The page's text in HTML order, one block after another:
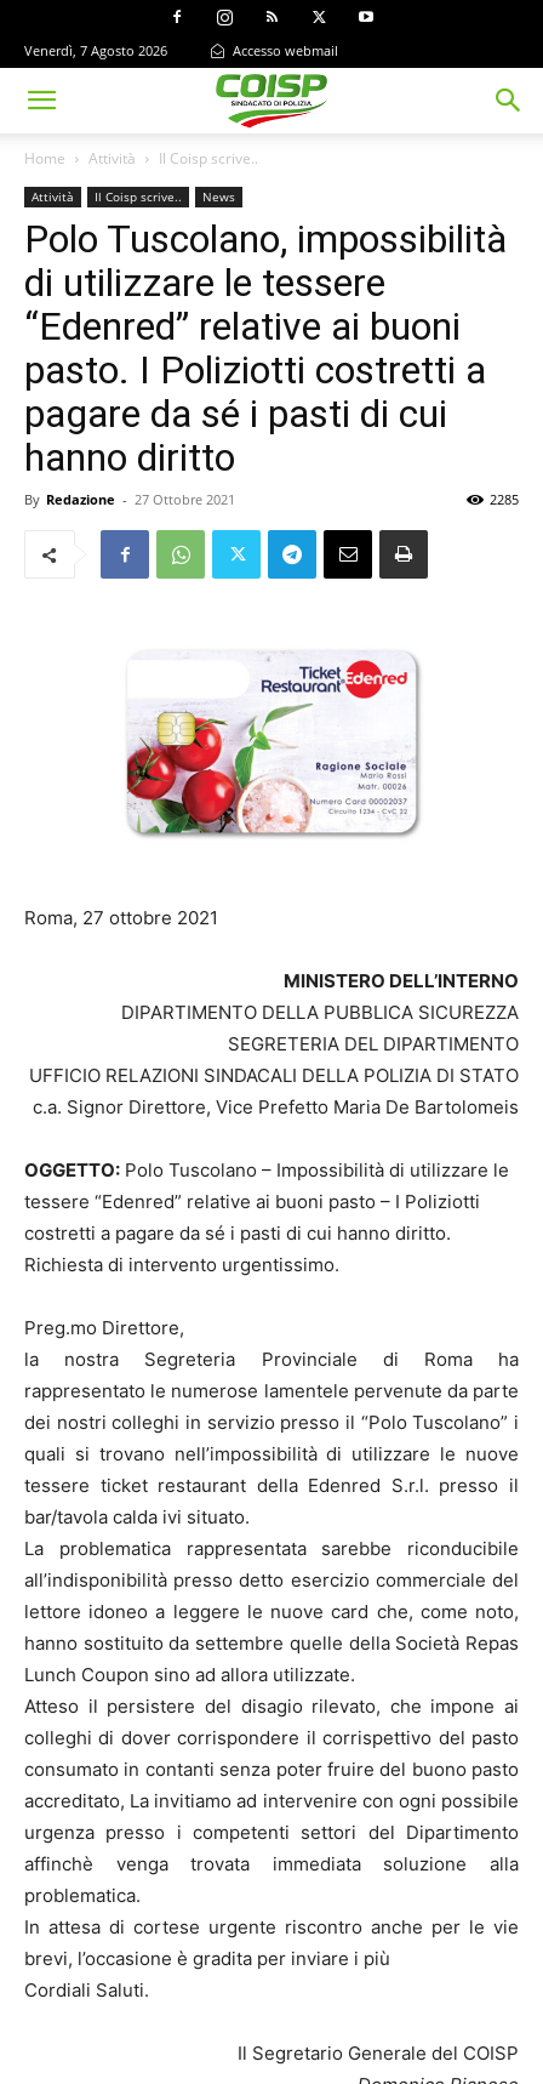
Venerdì, 7 Agosto 2026 Accesso webmail
Home Attività Il Coisp scrive..
Attività Il Coisp scrive.. News
Polo Tuscolano, impossibilità
di utilizzare le tessere
“Edenred” relative ai buoni
pasto. I Poliziotti costretti a
pagare da sé i pasti di cui
hanno diritto
By Redazione - 27 Ottobre 2021 2285
Roma, 27 ottobre 2021
MINISTERO DELL’INTERNO
DIPARTIMENTO DELLA PUBBLICA SICUREZZA
SEGRETERIA DEL DIPARTIMENTO
UFFICIO RELAZIONI SINDACALI DELLA POLIZIA DI STATO
c.a. Signor Direttore, Vice Prefetto Maria De Bartolomeis
OGGETTO: Polo Tuscolano – Impossibilità di utilizzare le
tessere “Edenred” relative ai buoni pasto – I Poliziotti
costretti a pagare da sé i pasti di cui hanno diritto.
Richiesta di intervento urgentissimo.
Preg.mo Direttore,
la nostra Segreteria Provinciale di Roma ha
rappresentato le numerose lamentele pervenute da parte
dei nostri colleghi in servizio presso il “Polo Tuscolano” i
quali si trovano nell’impossibilità di utilizzare le nuove
tessere ticket restaurant della Edenred S.r.l. presso il
bar/tavola calda ivi situato.
La problematica rappresentata sarebbe riconducibile
all’indisponibilità presso detto esercizio commerciale del
lettore idoneo a leggere le nuove card che, come noto,
hanno sostituito da settembre quelle della Società Repas
Lunch Coupon sino ad allora utilizzate.
Atteso il persistere del disagio rilevato, che impone ai
colleghi di dover corrispondere il corrispettivo del pasto
consumato in contanti senza poter fruire del buono pasto
accreditato, La invitiamo ad intervenire con ogni possibile
urgenza presso i competenti settori del Dipartimento
affinchè venga trovata immediata soluzione alla
problematica.
In attesa di cortese urgente riscontro anche per le vie
brevi, l’occasione è gradita per inviare i più
Cordiali Saluti.
Il Segretario Generale del COISP